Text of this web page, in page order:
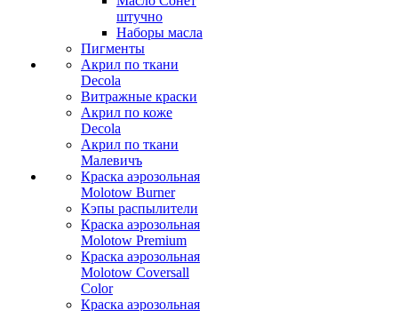
штучно
Наборы масла
Пигменты
Акрил по ткани
Decola
Витражные краски
Акрил по коже
Decola
Акрил по ткани
Малевичъ
Краска аэрозольная
Molotow Burner
Кэпы распылители
Краска аэрозольная
Molotow Premium
Краска аэрозольная
Molotow Coversall
Color
Краска аэрозольная